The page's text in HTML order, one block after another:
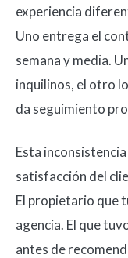
experiencia
Uno entrega el
semana y media.
inquilinos, el otro
da seguimiento
Esta
satisfacción del
El propietario que
agencia. El que
antes de